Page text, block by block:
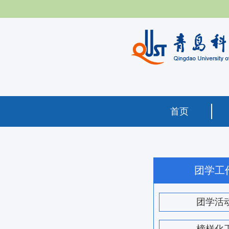
首页
团学工
团学活